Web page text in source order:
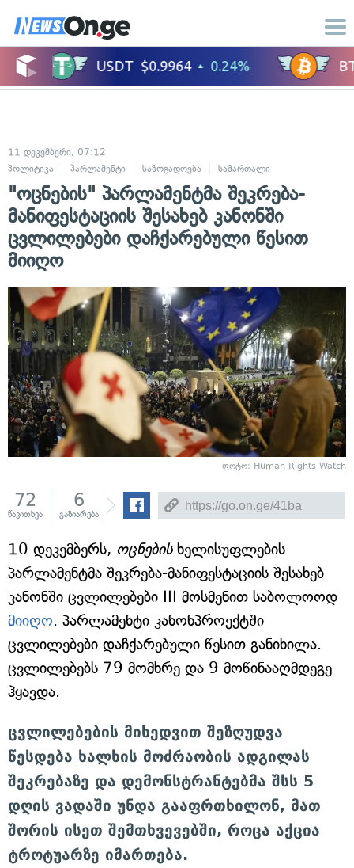
11 დეკემბერი, 07:12
პოლიტიკა
პარლამენტი საზოგადოება სამართალი
"ოცნების" პარლამენტმა შეკრება-
მანიფესტაციის შესახებ კანონში
ცვლილებები დაჩქარებული წესით
მიიღო
ფოტო: Human Rights Watch
72
წაკითხვა
6
გაზიარება
10 დეკემბერს, ოცნებისხელისუფლების
პარლამენტმა შეკრება-მანიფესტაციის შესახებ
კანონში ცვლილებები III მოსმენით საბოლოოდ
მიიღო. პარლამენტი კანონპროექტში
ცვლილებები დაჩქარებული წესით განიხილა.
ცვლილებებს 79 მომხრე და 9 მოწინააღმდეგე
ჰყავდა.
ცვლილებების მიხედვით შეზღუდვა
წესდება ხალხის მოძრაობის ადგილას
შეკრებაზე და დემონსტრანტებმა შსს 5
დღის ვადაში უნდა გააფრთხილონ, მათ
შორის ისეთ შემთხვევებში, როცა აქცია
ტროტუარზე იმართება.